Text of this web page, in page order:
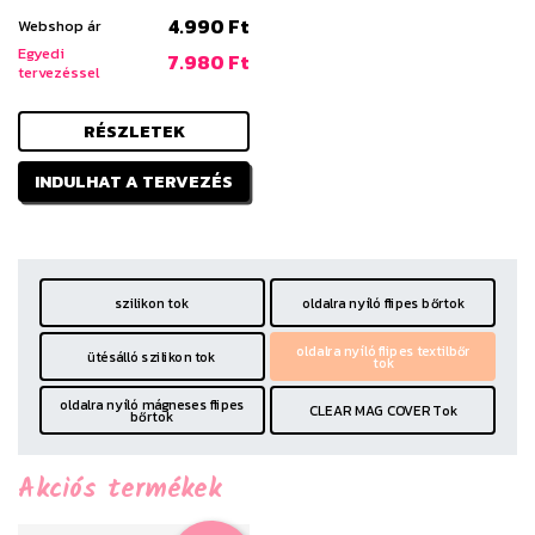
Webshop ár 4.990 Ft
Egyedi
tervezéssel
7.980 Ft
RÉSZLETEK
INDULHAT A TERVEZÉS
szilikon tok oldalra nyíló flipes bőrtok
ütésálló szilikon tok oldalra nyíló flipes textilbőr
tok
oldalra nyíló mágneses flipes
bőrtok CLEAR MAG COVER Tok
Akciós termékek